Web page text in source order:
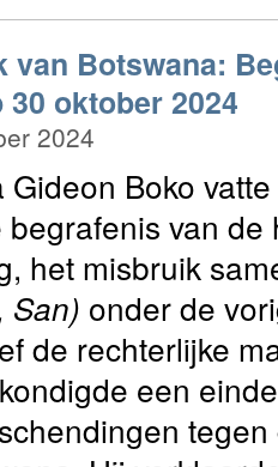
van Botswana:
oktober 2024
2024
Gideon Boko
van
het misbruik
San) onder de
de rechterlijke
een